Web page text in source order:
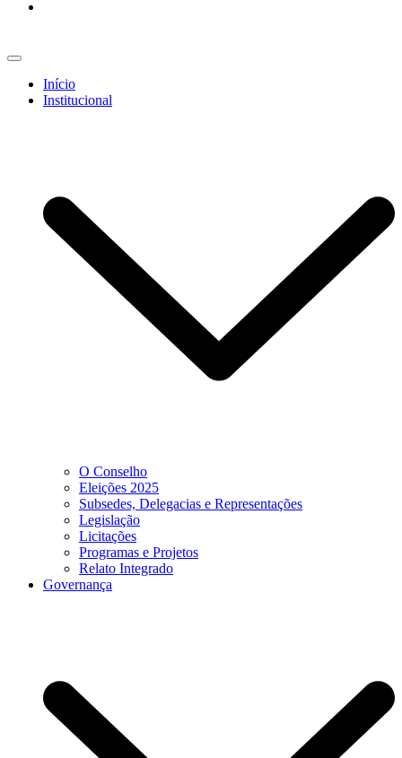
Início
Institucional
O Conselho
Eleições 2025
Subsedes, Delegacias e Representações
Legislação
Licitações
Programas e Projetos
Relato Integrado
Governança